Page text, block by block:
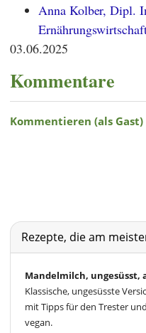
Anna Kolber, Dipl.
03.06.2025
Kommentare
Rezepte, die am
Mandelmilch, ungesüsst,
Klassische, ungesüsste
mit Tipps für den Trester
vegan.